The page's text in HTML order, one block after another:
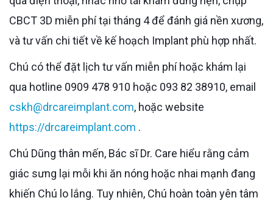
CBCT 3D miễn phí tại tháng 4 để đánh giá nền xương,
và tư vấn chi tiết về kế hoạch Implant phù hợp nhất.
Chú có thể đặt lịch tư vấn miễn phí hoặc khám lại
qua hotline 0909 478 910 hoặc 093 82 38910, email
cskh@drcareimplant.com, hoặc website
https://drcareimplant.com .
Chú Dũng thân mến, Bác sĩ Dr. Care hiểu rằng cảm
giác sưng lại mỗi khi ăn nóng hoặc nhai mạnh đang
khiến Chú lo lắng. Tuy nhiên, Chú hoàn toàn yên tâm